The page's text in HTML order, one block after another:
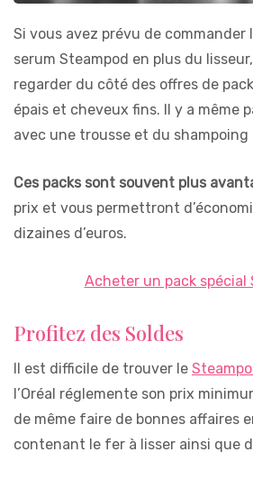
Si vous avez prévu de commander
serum Steampod en plus du
regarder du côté des offres de
épais et cheveux fins. Il y a même
avec une trousse et du shampoing
Ces packs sont souvent plus
prix et vous permettront
dizaines d’euros.
Acheter un pack spécial
Profitez des Soldes
Il est difficile de trouver le
l’Oréal réglemente son prix
de même faire de bonnes affaires
contenant le fer à lisser ainsi que